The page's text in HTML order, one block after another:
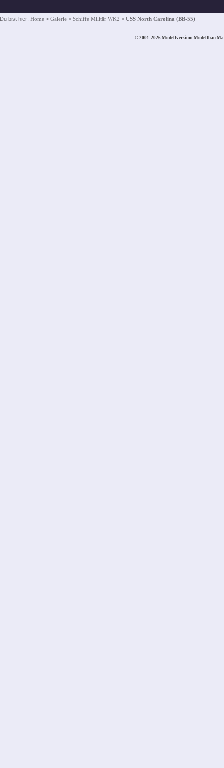
Du bist hier: Home > Galerie > Schiffe Militär WK2 > USS North Carolina (BB-55)
© 2001-2026 Modellversium Modellbau